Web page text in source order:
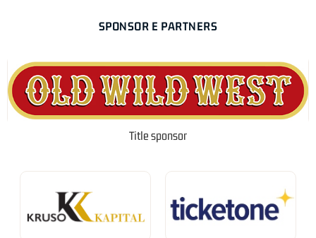
SPONSOR E PARTNERS
Title sponsor